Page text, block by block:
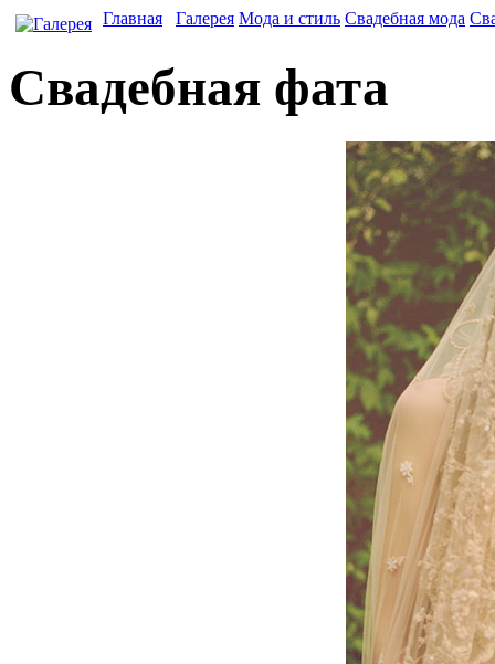
Главная Галерея Мода и стиль Свадебная мода
Свадебная фата